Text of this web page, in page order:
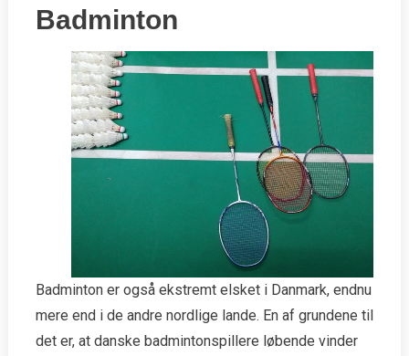
Badminton
Badminton er også ekstremt elsket i Danmark, endnu
mere end i de andre nordlige lande. En af grundene til
det er, at danske badmintonspillere løbende vinder